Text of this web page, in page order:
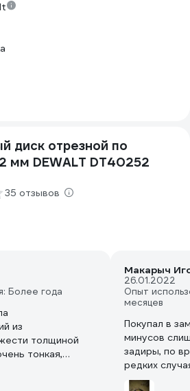
диск отрезной по
мм DEWALT DT40252
35 отзывов
Более года
из
толщиной
тонкая,
Макарыч
26.01.2022
Опыт
месяцев
Покупал в
минусов
задиры, по
редких